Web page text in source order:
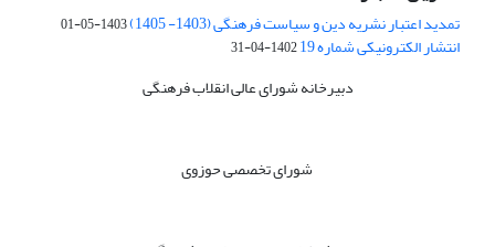
تمدید اعتبار نشریه دین و سیاست فرهنگی (1403- 1405) 1403-05-01
انتشار الکترونیکی شماره 19 1402-04-31
دبیرخانه شورای عالی انقلاب فرهنگی
شورای تخصصی حوزوی